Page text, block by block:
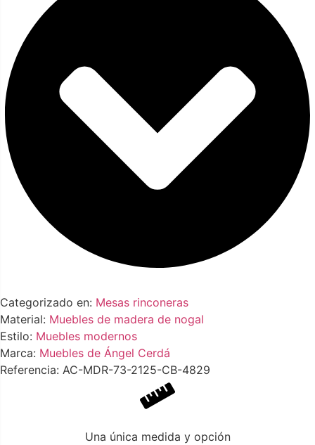
Categorizado en: Mesas rinconeras
Material: Muebles de madera de nogal
Estilo: Muebles modernos
Marca: Muebles de Ángel Cerdá
Referencia: AC-MDR-73-2125-CB-4829
Una única medida y opción